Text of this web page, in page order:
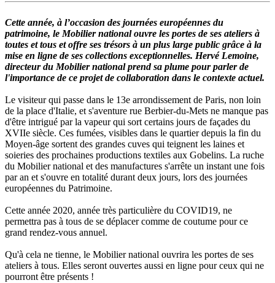
Cette année, à l’occasion des journées européennes du
patrimoine, le Mobilier national ouvre les portes de ses ateliers à
toutes et tous et offre ses trésors à un plus large public grâce à la
mise en ligne de ses collections exceptionnelles. Hervé Lemoine,
directeur du Mobilier national prend sa plume pour parler de
l'importance de ce projet de collaboration dans le contexte actuel.
Le visiteur qui passe dans le 13e arrondissement de Paris, non loin
de la place d'Italie, et s'aventure rue Berbier-du-Mets ne manque pas
d'être intrigué par la vapeur qui sort certains jours de façades du
XVIIe siècle. Ces fumées, visibles dans le quartier depuis la fin du
Moyen-âge sortent des grandes cuves qui teignent les laines et
soieries des prochaines productions textiles aux Gobelins. La ruche
du Mobilier national et des manufactures s'arrête un instant une fois
par an et s'ouvre en totalité durant deux jours, lors des journées
européennes du Patrimoine.
Cette année 2020, année très particulière du COVID19, ne
permettra pas à tous de se déplacer comme de coutume pour ce
grand rendez-vous annuel.
Qu'à cela ne tienne, le Mobilier national ouvrira les portes de ses
ateliers à tous. Elles seront ouvertes aussi en ligne pour ceux qui ne
pourront être présents !